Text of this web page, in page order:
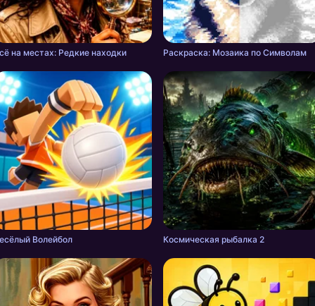
на местах: Редкие находки Раскраска: Мозаика по Символам
Волейбол Космическая рыбалка 2